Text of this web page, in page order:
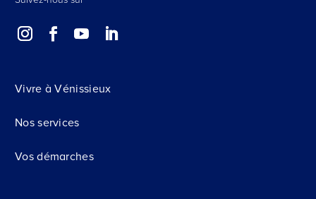
Vivre à Vénissieux
Nos services
Vos démarches